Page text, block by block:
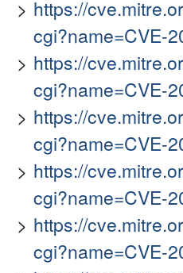
https://
cgi?name=CVE-
https://
cgi?name=CVE-
https://
cgi?name=CVE-
https://
cgi?name=CVE-
https://
cgi?name=CVE-